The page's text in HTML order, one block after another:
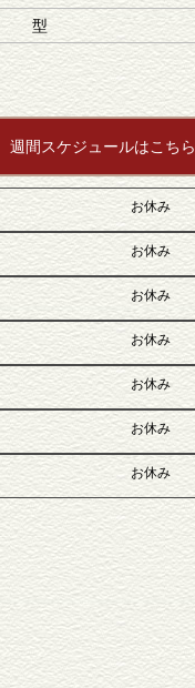
型
週間スケジュールはこちら
お休み
お休み
お休み
お休み
お休み
お休み
お休み